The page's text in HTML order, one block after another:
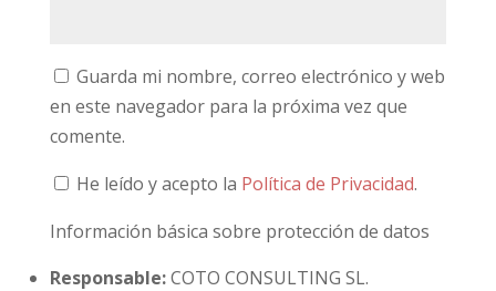
Guarda mi nombre, correo electrónico y web
en este navegador para la próxima vez que
comente.
He leído y acepto la Política de Privacidad.
Información básica sobre protección de datos
Responsable:COTO CONSULTING SL.